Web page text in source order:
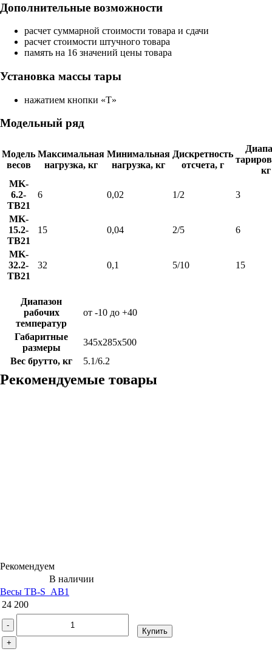
Дополнительные возможности
расчет суммарной стоимости товара и сдачи
расчет стоимости штучного товара
память на 16 значений цены товара
Установка массы тары
нажатием кнопки «T»
Модельный ряд
Модель
весов
Максимальная
нагрузка, кг
Минимальная
нагрузка, кг
Дискретность
отсчета, г
кг
MK-
6.2-
TB21
6 0,02 1/2 3
MK-
15.2-
TB21
15 0,04 2/5 6
MK-
32.2-
TB21
32 0,1 5/10 15
Диапазон
рабочих
температур
от -10 до +40
Габаритные
размеры
345х285х500
Вес брутто, кг
5.1/6.2
Рекомендуемые товары
Рекомендуем
В наличии
Весы ТВ-S_АB1
24 200
-
+
Купить